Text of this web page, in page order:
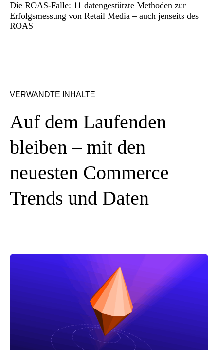
Die ROAS-Falle: 11 datengestützte Methoden zur
Erfolgsmessung von Retail Media – auch jenseits des
ROAS
VERWANDTE INHALTE
Auf dem Laufenden
bleiben – mit den
neuesten Commerce
Trends und Daten